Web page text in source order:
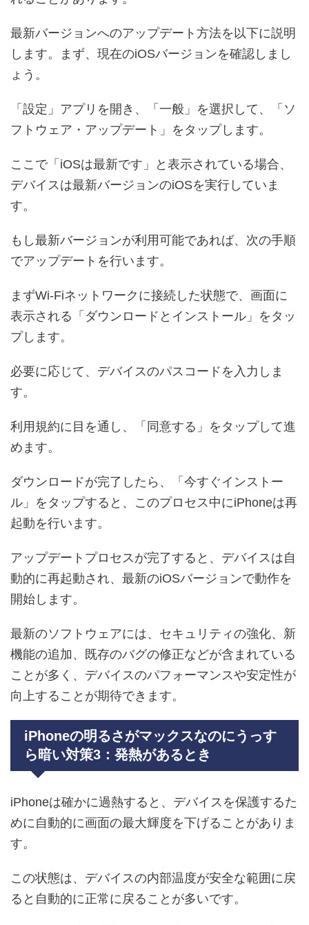
最新バージョンへのアップデート方法を以下に説明
します。まず、現在のiOSバージョンを確認しまし
ょう。
「設定」アプリを開き、「一般」を選択して、「ソ
フトウェア・アップデート」をタップします。
ここで「iOSは最新です」と表示されている場合、
デバイスは最新バージョンのiOSを実行していま
す。
もし最新バージョンが利用可能であれば、次の手順
でアップデートを行います。
まずWi-Fiネットワークに接続した状態で、画面に
表示される「ダウンロードとインストール」をタッ
プします。
必要に応じて、デバイスのパスコードを入力しま
す。
利用規約に目を通し、「同意する」をタップして進
めます。
ダウンロードが完了したら、「今すぐインストー
ル」をタップすると、このプロセス中にiPhoneは再
起動を行います。
アップデートプロセスが完了すると、デバイスは自
動的に再起動され、最新のiOSバージョンで動作を
開始します。
最新のソフトウェアには、セキュリティの強化、新
機能の追加、既存のバグの修正などが含まれている
ことが多く、デバイスのパフォーマンスや安定性が
向上することが期待できます。
iPhoneの明るさがマックスなのにうっす
ら暗い対策3：発熱があるとき
iPhoneは確かに過熱すると、デバイスを保護するた
めに自動的に画面の最大輝度を下げることがありま
す。
この状態は、デバイスの内部温度が安全な範囲に戻
ると自動的に正常に戻ることが多いです。